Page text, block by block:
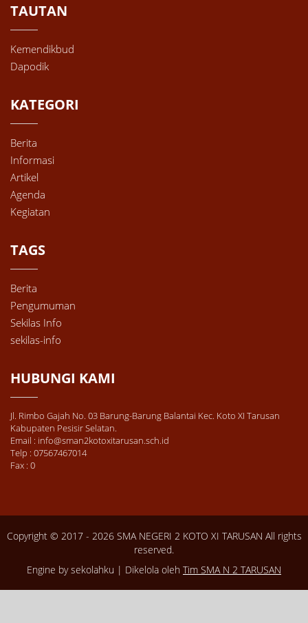
TAUTAN
Kemendikbud
Dapodik
KATEGORI
Berita
Informasi
Artikel
Agenda
Kegiatan
TAGS
Berita
Pengumuman
Sekilas Info
sekilas-info
HUBUNGI KAMI
Jl. Rimbo Gajah No. 03 Barung-Barung Balantai Kec. Koto XI Tarusan
Kabupaten Pesisir Selatan.
Email : info@sman2kotoxitarusan.sch.id
Telp : 07567467014
Fax : 0
Copyright © 2017 - 2026SMA NEGERI 2 KOTO XI TARUSAN All rights
reserved.
Engine by sekolahku | Dikelola oleh Tim SMA N 2 TARUSAN